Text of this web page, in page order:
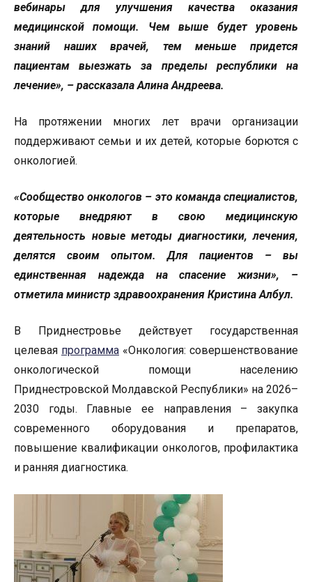
вебинары для улучшения качества оказания
медицинской помощи. Чем выше будет уровень
знаний наших врачей, тем меньше придется
пациентам выезжать за пределы республики на
лечение», – рассказала Алина Андреева.
На протяжении многих лет врачи организации
поддерживают семьи и их детей, которые борются с
онкологией.
«Сообщество онкологов – это команда специалистов,
которые внедряют в свою медицинскую
деятельность новые методы диагностики, лечения,
делятся своим опытом. Для пациентов – вы
единственная надежда на спасение жизни», –
отметила министр здравоохранения Кристина Албул.
В Приднестровье действует государственная
целевая программа «Онкология: совершенствование
онкологической помощи населению
Приднестровской Молдавской Республики» на 2026–
2030 годы. Главные ее направления – закупка
современного оборудования и препаратов,
повышение квалификации онкологов, профилактика
и ранняя диагностика.